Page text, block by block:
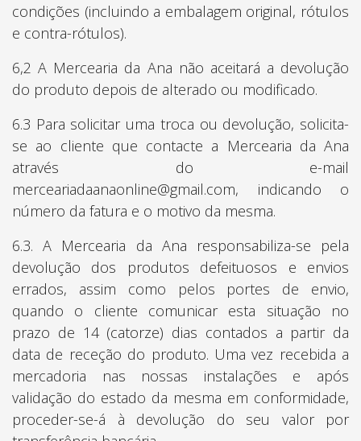
condições (incluindo a embalagem original, rótulos
e contra-rótulos).
6,2 A Mercearia da Ana não aceitará a devolução
do produto depois de alterado ou modificado.
6.3 Para solicitar uma troca ou devolução, solicita-
se ao cliente que contacte a Mercearia da Ana
através do e-mail
merceariadaanaonline@gmail.com, indicando o
número da fatura e o motivo da mesma.
6.3. A Mercearia da Ana responsabiliza-se pela
devolução dos produtos defeituosos e envios
errados, assim como pelos portes de envio,
quando o cliente comunicar esta situação no
prazo de 14 (catorze) dias contados a partir da
data de receção do produto. Uma vez recebida a
mercadoria nas nossas instalações e após
validação do estado da mesma em conformidade,
proceder-se-á à devolução do seu valor por